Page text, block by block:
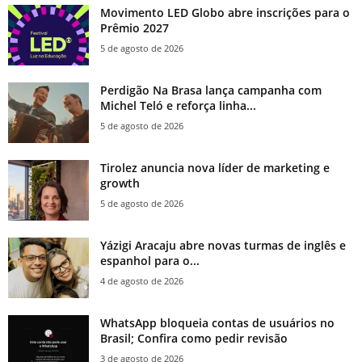
Movimento LED Globo abre inscrições para o
Prêmio 2027
5 de agosto de 2026
Perdigão Na Brasa lança campanha com
Michel Teló e reforça linha...
5 de agosto de 2026
Tirolez anuncia nova líder de marketing e
growth
5 de agosto de 2026
Yázigi Aracaju abre novas turmas de inglês e
espanhol para o...
4 de agosto de 2026
WhatsApp bloqueia contas de usuários no
Brasil; Confira como pedir revisão
3 de agosto de 2026